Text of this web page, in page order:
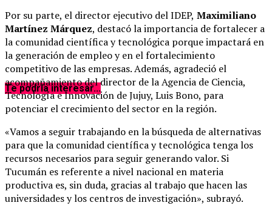
Por su parte, el director ejecutivo del IDEP, Maximiliano
Martínez Márquez, destacó la importancia de fortalecer a
la comunidad científica y tecnológica porque impactará en
la generación de empleo y en el fortalecimiento
competitivo de las empresas. Además, agradeció el
acompañamiento del director de la Agencia de Ciencia,
Tecnología e Innovación de Jujuy, Luis Bono, para
potenciar el crecimiento del sector en la región.
«Vamos a seguir trabajando en la búsqueda de alternativas
para que la comunidad científica y tecnológica tenga los
recursos necesarios para seguir generando valor. Si
Tucumán es referente a nivel nacional en materia
productiva es, sin duda, gracias al trabajo que hacen las
universidades y los centros de investigación», subrayó.
Te podría interesar...